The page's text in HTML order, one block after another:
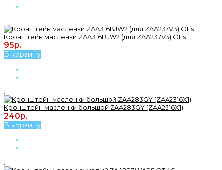
Кронштейн масленки ZAA316BJW2 (для ZAA237V3) Otis
95р.
В корзину
Кронштейн масленки большой ZAA283GY (ZAA2316X1)
240р.
В корзину